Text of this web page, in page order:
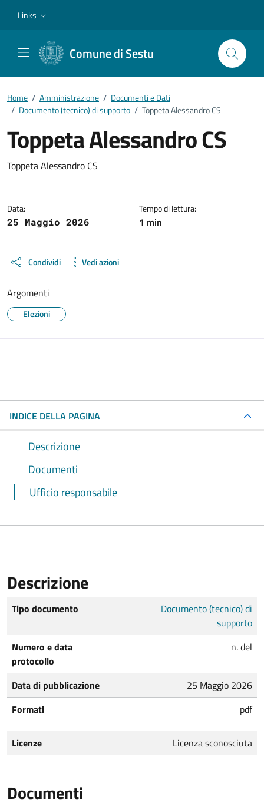
Links
Comune di Sestu
Home / Amministrazione / Documenti e Dati
/ Documento (tecnico) di supporto / Toppeta Alessandro CS
Toppeta Alessandro CS
Dettagli del documento
Toppeta Alessandro CS
Data:
25 Maggio 2026
Tempo di lettura:
1 min
Condividi Vedi azioni
Argomenti
Elezioni
INDICE DELLA PAGINA
Descrizione
Documenti
Ufficio responsabile
Descrizione
Tipo documento
Documento (tecnico) di
supporto
Numero e data
protocollo
n. del
Data di pubblicazione
25 Maggio 2026
Formati
pdf
Licenze Licenza sconosciuta
Documenti